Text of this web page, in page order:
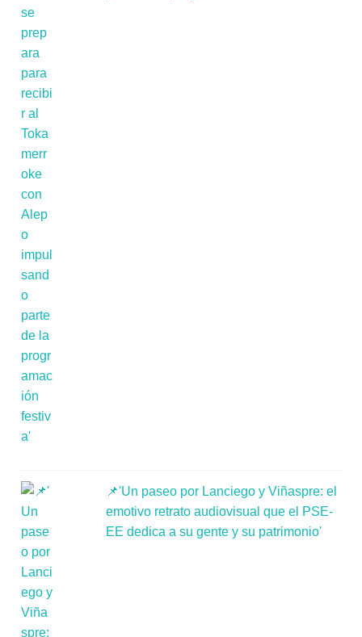
📌'Un paseo por Lanciego y Viñaspre: el
emotivo retrato audiovisual que el PSE-
EE dedica a su gente y su patrimonio'